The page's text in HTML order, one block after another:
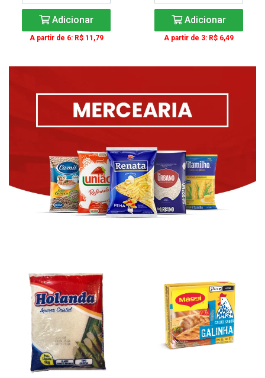
Adicionar
A partir de 6: R$ 11,79
Adicionar
A partir de 3: R$ 6,49